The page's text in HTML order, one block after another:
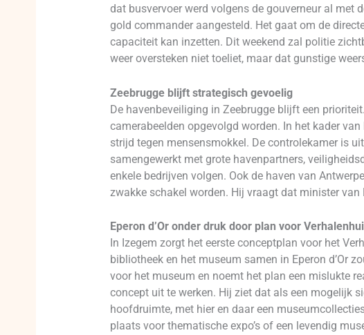
dat busvervoer werd volgens de gouverneur al met
gold commander aangesteld. Het gaat om de
capaciteit kan inzetten. Dit weekend zal politie
weer oversteken niet toeliet, maar dat gunstige
Zeebrugge blijft strategisch gevoelig
De havenbeveiliging in Zeebrugge blijft een
camerabeelden opgevolgd worden. In het kader
strijd tegen mensensmokkel. De controlekamer is
samengewerkt met grote havenpartners,
enkele bedrijven volgen. Ook de haven van
zwakke schakel worden. Hij vraagt dat minister
Eperon d’Or onder druk door plan voor
In Izegem zorgt het eerste conceptplan voor het
bibliotheek en het museum samen in Eperon d’Or
voor het museum en noemt het plan een mislukte
concept uit te werken. Hij ziet dat als een mogelijk
hoofdruimte, met hier en daar een
plaats voor thematische expo’s of een levendig